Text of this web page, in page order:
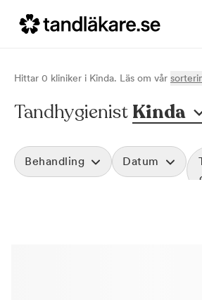
Hittar 0 kliniker i Kinda. Läs om vår
Tandhygienist Kinda
Behandling Datum